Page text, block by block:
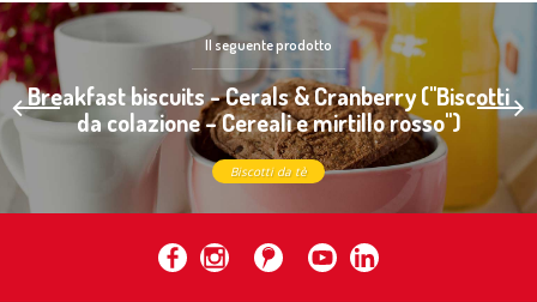
Il seguente prodotto
Breakfast biscuits - Cerals & Cranberry (''Biscotti
da colazione – Cereali e mirtillo rosso'')
Biscotti da tè